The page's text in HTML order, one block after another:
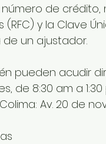
de crédito,
y la Clave
de un ajustador.
pueden acudir
de 8:30 am a 1:30
Av. 20 de